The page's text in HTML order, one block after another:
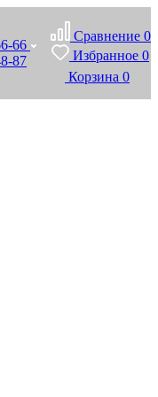
66
87
Сравнение 0
Избранное 0
Корзина 0